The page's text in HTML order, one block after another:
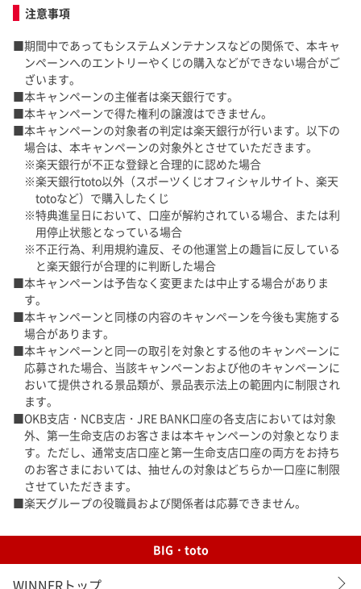
注意事項
期間中であってもシステムメンテナンスなどの関係で、本キャ
ンペーンへのエントリーやくじの購入などができない場合がご
ざいます。
本キャンペーンの主催者は楽天銀行です。
本キャンペーンで得た権利の譲渡はできません。
本キャンペーンの対象者の判定は楽天銀行が行います。以下の
場合は、本キャンペーンの対象外とさせていただきます。
楽天銀行が不正な登録と合理的に認めた場合
楽天銀行toto以外（スポーツくじオフィシャルサイト、楽天
totoなど）で購入したくじ
特典進呈日において、口座が解約されている場合、または利
用停止状態となっている場合
不正行為、利用規約違反、その他運営上の趣旨に反している
と楽天銀行が合理的に判断した場合
本キャンペーンは予告なく変更または中止する場合がありま
す。
本キャンペーンと同様の内容のキャンペーンを今後も実施する
場合があります。
本キャンペーンと同一の取引を対象とする他のキャンペーンに
応募された場合、当該キャンペーンおよび他のキャンペーンに
おいて提供される景品類が、景品表示法上の範囲内に制限され
ます。
OKB支店・NCB支店・JRE BANK口座の各支店においては対象
外、第一生命支店のお客さまは本キャンペーンの対象となりま
す。ただし、通常支店口座と第一生命支店口座の両方をお持ち
のお客さまにおいては、抽せんの対象はどちらか一口座に制限
させていただきます。
楽天グループの役職員および関係者は応募できません。
BIG・toto